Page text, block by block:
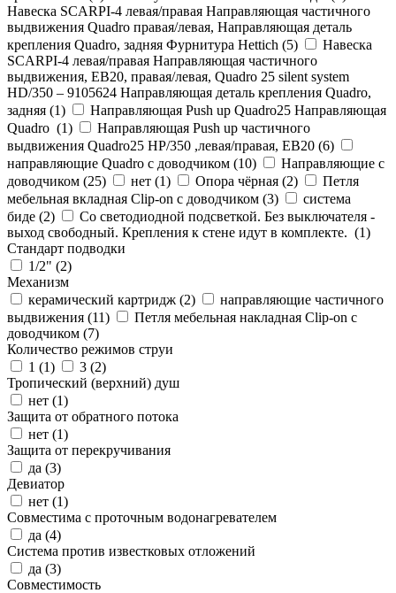
Навеска SCARPI-4 левая/правая Направляющая частичного
выдвижения Quadro правая/левая, Направляющая деталь
крепления Quadro, задняя Фурнитура Hettich (5)
Навеска
SCARPI-4 левая/правая Направляющая частичного
выдвижения, ЕВ20, правая/левая, Quadro 25 silent system
HD/350 – 9105624 Направляющая деталь крепления Quadro,
задняя (1)
Направляющая Push up Quadro25 Направляющая
Quadro (1)
Направляющая Push up частичного
выдвижения Quadro25 НР/350 ,левая/правая, ЕВ20 (6)
направляющие Quadro с доводчиком (10)
Направляющие с
доводчиком (25) нет (1) Опора чёрная (2)
Петля
мебельная вкладная Clip-on с доводчиком (3)
система
биде (2)
Со светодиодной подсветкой. Без выключателя -
выход свободный. Крепления к стене идут в комплекте. (1)
Стандарт подводки
1/2" (2)
Механизм
керамический картридж (2)
направляющие частичного
выдвижения (11)
Петля мебельная накладная Clip-on с
доводчиком (7)
Количество режимов струи
1 (1) 3 (2)
Тропический (верхний) душ
нет (1)
Защита от обратного потока
нет (1)
Защита от перекручивания
да (3)
Девиатор
нет (1)
Совместима с проточным водонагревателем
да (4)
Система против известковых отложений
да (3)
Совместимость